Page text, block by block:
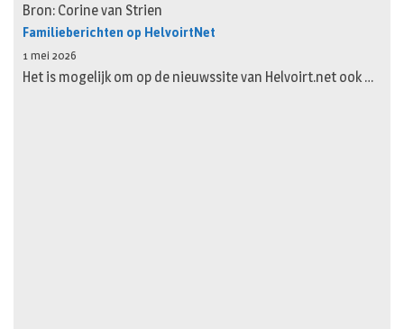
Bron: Corine van Strien
Familieberichten op HelvoirtNet
1 mei 2026
Het is mogelijk om op de nieuwssite van Helvoirt.net ook …